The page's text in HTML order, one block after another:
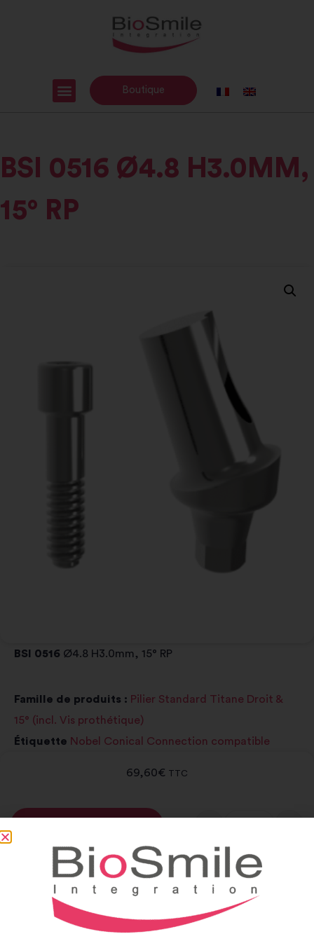
Boutique
BSI 0516 Ø4.8 H3.0MM,
15° RP
BSI 0516 Ø4.8 H3.0mm, 15° RP
Famille de produits : Pilier Standard Titane Droit &
15° (incl. Vis prothétique)
Étiquette Nobel Conical Connection compatible
69,60€ TTC
Notice et catalogue